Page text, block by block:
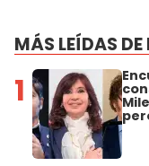
MÁS LEÍDAS DE
1